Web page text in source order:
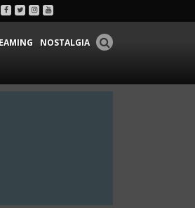
Facebook
Twitter
Instagram
Youtube
NOSTALGIA